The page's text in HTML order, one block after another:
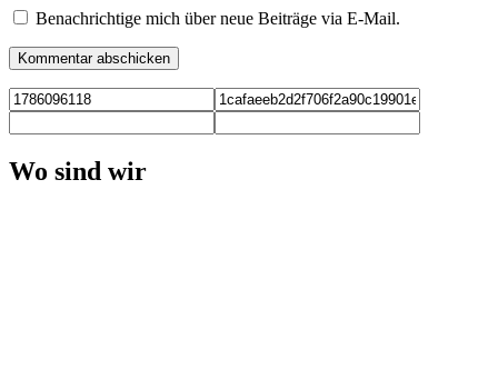
Benachrichtige mich über neue Beiträge via E-Mail.
Wo sind wir